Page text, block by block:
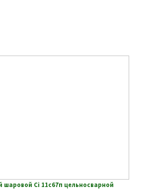
шаровой Ci 11с67п цельносварной